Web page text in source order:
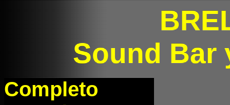
Sound Bar
Completo